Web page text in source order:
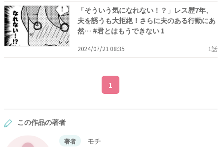
「そういう気になれない！？」レス歴7年、
夫を誘うも大拒絶！さらに夫のある行動にあ
然… #君とはもうできない 1
2024/07/21 08:35 1話
1
この作品の著者
著者 モチ